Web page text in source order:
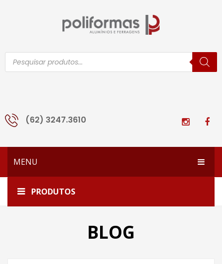
Pesquisar
produtos
(62) 3247.3610
MENU
HOME
EMPRESA
PRODUTOS
Home FA-236
BLOG